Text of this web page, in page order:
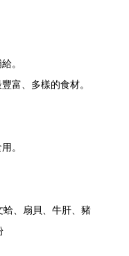
。
富、多樣的食材。
。
、扇貝、牛肝、豬